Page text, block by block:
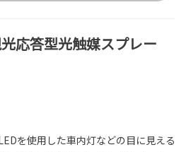
応答型光触媒スプレー
を使用した車内灯などの目に見える